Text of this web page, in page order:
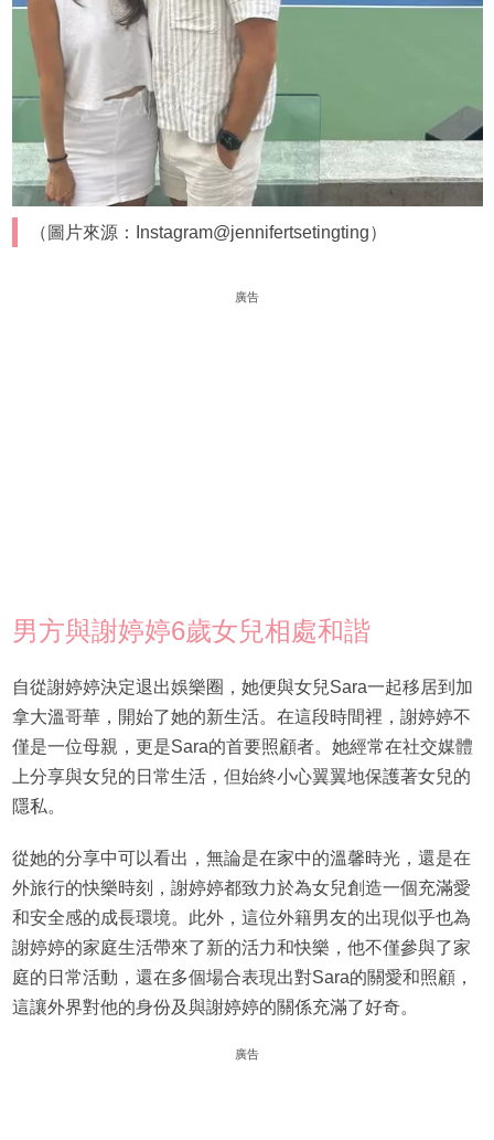
（圖片來源：Instagram@jennifertsetingting）
廣告
男方與謝婷婷6歲女兒相處和諧
自從謝婷婷決定退出娛樂圈，她便與女兒Sara一起移居到加
拿大溫哥華，開始了她的新生活。在這段時間裡，謝婷婷不
僅是一位母親，更是Sara的首要照顧者。她經常在社交媒體
上分享與女兒的日常生活，但始終小心翼翼地保護著女兒的
隱私。
從她的分享中可以看出，無論是在家中的溫馨時光，還是在
外旅行的快樂時刻，謝婷婷都致力於為女兒創造一個充滿愛
和安全感的成長環境。此外，這位外籍男友的出現似乎也為
謝婷婷的家庭生活帶來了新的活力和快樂，他不僅參與了家
庭的日常活動，還在多個場合表現出對Sara的關愛和照顧，
這讓外界對他的身份及與謝婷婷的關係充滿了好奇。
廣告